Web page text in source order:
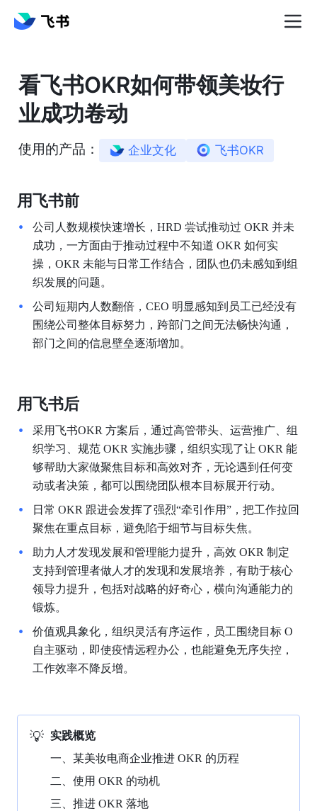
看飞书OKR如何带领美妆行
业成功卷动
使用的产品： 企业文化 飞书OKR
用飞书前
公司人数规模快速增长，HRD 尝试推动过 OKR 并未
成功，一方面由于推动过程中不知道 OKR 如何实
操，OKR 未能与日常工作结合，团队也仍未感知到组
织发展的问题。
公司短期内人数翻倍，CEO 明显感知到员工已经没有
围绕公司整体目标努力，跨部门之间无法畅快沟通，
部门之间的信息壁垒逐渐增加。
用飞书后
采用飞书OKR 方案后，通过高管带头、运营推广、组
织学习、规范 OKR 实施步骤，组织实现了让 OKR 能
够帮助大家做聚焦目标和高效对齐，无论遇到任何变
动或者决策，都可以围绕团队根本目标展开行动。
日常 OKR 跟进会发挥了强烈“牵引作用”，把工作拉回
聚焦在重点目标，避免陷于细节与目标失焦。
助力人才发现发展和管理能力提升，高效 OKR 制定
支持到管理者做人才的发现和发展培养，有助于核心
领导力提升，包括对战略的好奇心，横向沟通能力的
锻炼。
价值观具象化，组织灵活有序运作，员工围绕目标 O
自主驱动，即使疫情远程办公，也能避免无序失控，
工作效率不降反增。
💡 实践概览
一、某美妆电商企业推进 OKR 的历程
二、使用 OKR 的动机
三、推进 OKR 落地